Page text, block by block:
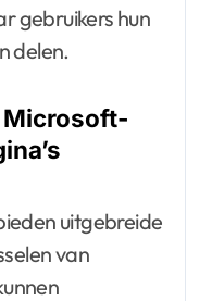
gebruikers hun
delen.
Microsoft-
uitgebreide
van